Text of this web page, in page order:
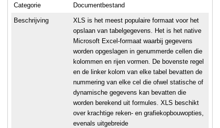
Categorie Documentbestand
Beschrijving
XLS is het meest populaire formaat voor het
opslaan van tabelgegevens. Het is het native
Microsoft Excel-formaat waarbij gegevens
worden opgeslagen in genummerde cellen die
kolommen en rijen vormen. De bovenste regel
en de linker kolom van elke tabel bevatten de
nummering van elke cel die ofwel statische of
dynamische gegevens kan bevatten die
worden berekend uit formules. XLS beschikt
over krachtige reken- en grafiekopbouwopties,
evenals uitgebreide